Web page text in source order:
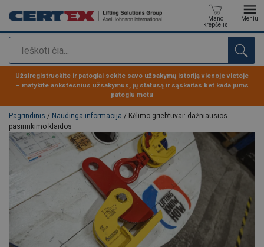
Paieška
Mano
krepšelis
Meniu
Produktas buvo pridėtas prie jūsų užklausos
Užsiregistruokite ir patogiai sekite savo užsakymų istoriją vienoje vietoje
– matykite ankstesnius užsakymus, jų statusą ir sąskaitas bet kada jums
patogiu metu
Pagrindinis / Naudinga informacija / Kėlimo griebtuvai: dažniausios
pasirinkimo klaidos